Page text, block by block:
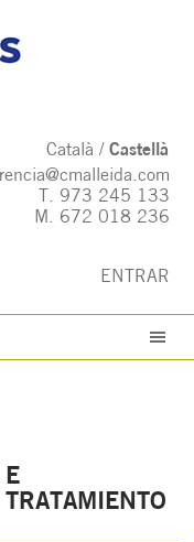
Català
Castellà
T. 973 245 133
M. 672 018 236
ENTRAR
E